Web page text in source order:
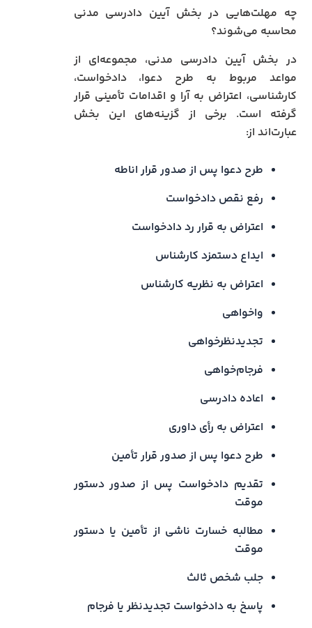
چه مهلت‌هایی در بخش آیین دادرسی مدنی
محاسبه می‌شوند؟
در بخش آیین دادرسی مدنی، مجموعه‌ای از
مواعد مربوط به طرح دعوا، دادخواست،
کارشناسی، اعتراض به آرا و اقدامات تأمینی قرار
گرفته است. برخی از گزینه‌های این بخش
عبارت‌اند از:
طرح دعوا پس از صدور قرار اناطه
رفع نقص دادخواست
اعتراض به قرار رد دادخواست
ایداع دستمزد کارشناس
اعتراض به نظریه کارشناس
واخواهی
تجدیدنظرخواهی
فرجام‌خواهی
اعاده دادرسی
اعتراض به رأی داوری
طرح دعوا پس از صدور قرار تأمین
تقدیم دادخواست پس از صدور دستور
موقت
مطالبه خسارت ناشی از تأمین یا دستور
موقت
جلب شخص ثالث
پاسخ به دادخواست تجدیدنظر یا فرجام